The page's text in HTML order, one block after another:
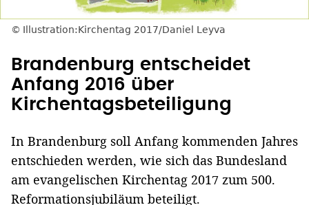
Illustration:Kirchentag 2017/Daniel Leyva
Brandenburg entscheidet
Anfang 2016 über
Kirchentagsbeteiligung
In Brandenburg soll Anfang kommenden Jahres
entschieden werden, wie sich das Bundesland
am evangelischen Kirchentag 2017 zum 500.
Reformationsjubiläum beteiligt.